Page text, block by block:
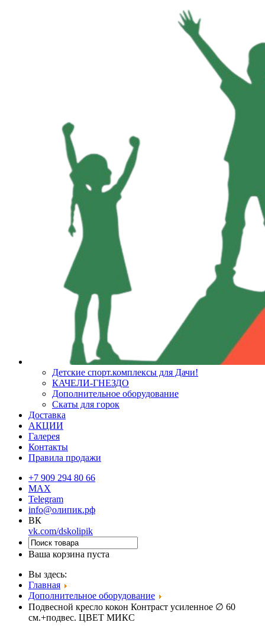
Детские спорт.комплексы для Дачи!
КАЧЕЛИ-ГНЕЗДО
Дополнительное оборудование
Скаты для горок
Доставка
АКЦИИ
Галерея
Контакты
Правила продажи
+7 909 294 80 66
MAX
Telegram
info@олипик.рф
ВК
vk.com/dskolipik
Ваша корзина пуста
Вы здесь:
Главная
Дополнительное оборудование
Подвесной кресло кокон Контраст усиленное ∅ 60
см.+подвес. ЦВЕТ МИКС